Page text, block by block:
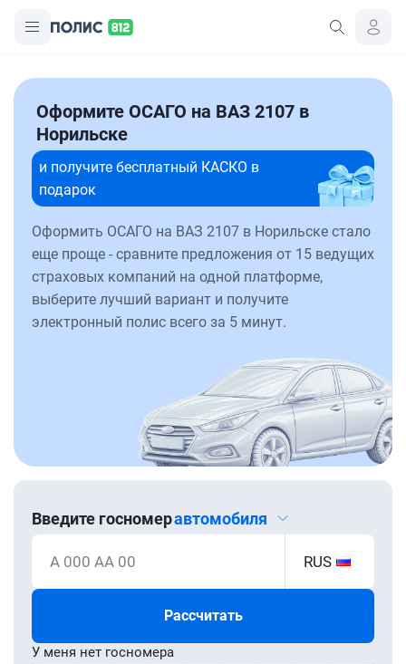
Оформите ОСАГО на ВАЗ 2107 в
Норильске
и получите бесплатный КАСКО в
подарок
Оформить ОСАГО на ВАЗ 2107 в Норильске стало
еще проще - сравните предложения от 15 ведущих
страховых компаний на одной платформе,
выберите лучший вариант и получите
электронный полис всего за 5 минут.
Введите госномеравтомобиля
А 000 АА 00 RUS
Рассчитать
У меня нет госномера